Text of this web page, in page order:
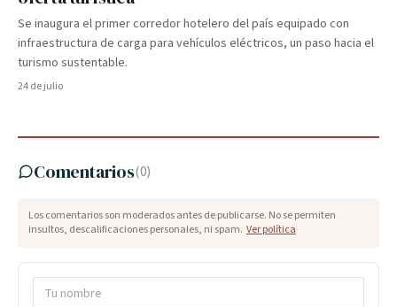
Se inaugura el primer corredor hotelero del país equipado con
infraestructura de carga para vehículos eléctricos, un paso hacia el
turismo sustentable.
24 de julio
Comentarios(0)
Los comentarios son moderados antes de publicarse. No se permiten
insultos, descalificaciones personales, ni spam. Ver política